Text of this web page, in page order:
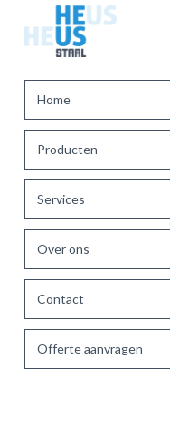
Home
Producten
Services
Over ons
Contact
Offerte aanvragen